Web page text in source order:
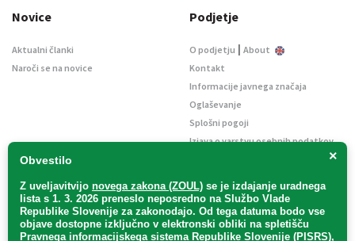
×
Obvestilo
Z uveljavitvijo novega zakona (ZOUL) se je izdajanje uradnega
lista s 1. 3. 2026 preneslo neposredno na Službo Vlade
Republike Slovenije za zakonodajo. Od tega datuma bodo vse
objave dostopne izključno v elektronski obliki na spletišču
Pravnega informacijskega sistema Republike Slovenije (PISRS),
Novice
Aktualni članki
Naroči se na novice
Podjetje
O podjetju | About
Kontakt
Informacije javnega značaja
Oglaševanje
Splošni pogoji
Izjava o varstvu osebnih podatkov